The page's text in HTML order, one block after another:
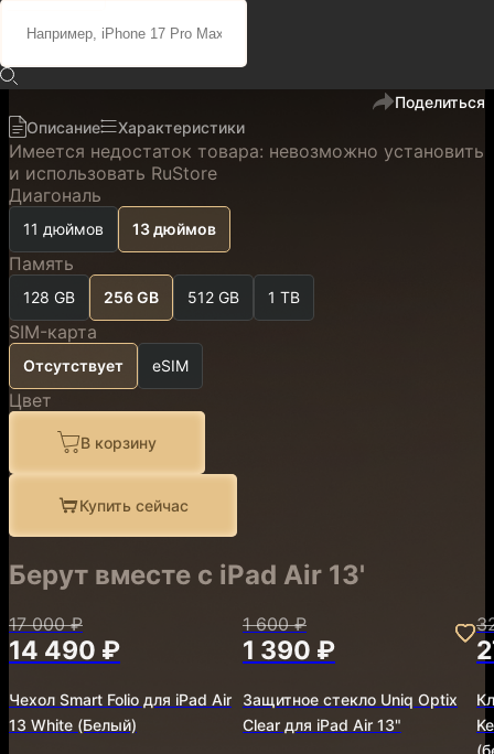
104 100 ₽88 500 ₽
Поделиться
Описание
Характеристики
Имеется недостаток товара: невозможно установить
и использовать RuStore
Диагональ
11 дюймов 13 дюймов
Память
128 GB 256 GB 512 GB 1 TB
SIM-карта
Отсутствует eSIM
Цвет
В корзину
Купить сейчас
Берут вместе с iPad Air 13'
17 000 ₽
14 490 ₽
Чехол Smart Folio для iPad Air
13 White (Белый)
1 600 ₽
1 390 ₽
Защитное стекло Uniq Optix
Clear для iPad Air 13"